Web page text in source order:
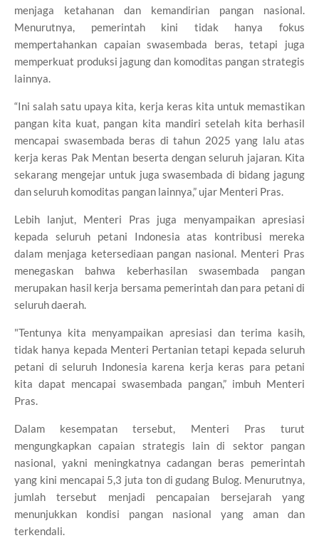
menjaga ketahanan dan kemandirian pangan nasional.
Menurutnya, pemerintah kini tidak hanya fokus
mempertahankan capaian swasembada beras, tetapi juga
memperkuat produksi jagung dan komoditas pangan strategis
lainnya.
“Ini salah satu upaya kita, kerja keras kita untuk memastikan
pangan kita kuat, pangan kita mandiri setelah kita berhasil
mencapai swasembada beras di tahun 2025 yang lalu atas
kerja keras Pak Mentan beserta dengan seluruh jajaran. Kita
sekarang mengejar untuk juga swasembada di bidang jagung
dan seluruh komoditas pangan lainnya,” ujar Menteri Pras.
Lebih lanjut, Menteri Pras juga menyampaikan apresiasi
kepada seluruh petani Indonesia atas kontribusi mereka
dalam menjaga ketersediaan pangan nasional. Menteri Pras
menegaskan bahwa keberhasilan swasembada pangan
merupakan hasil kerja bersama pemerintah dan para petani di
seluruh daerah.
"Tentunya kita menyampaikan apresiasi dan terima kasih,
tidak hanya kepada Menteri Pertanian tetapi kepada seluruh
petani di seluruh Indonesia karena kerja keras para petani
kita dapat mencapai swasembada pangan,” imbuh Menteri
Pras.
Dalam kesempatan tersebut, Menteri Pras turut
mengungkapkan capaian strategis lain di sektor pangan
nasional, yakni meningkatnya cadangan beras pemerintah
yang kini mencapai 5,3 juta ton di gudang Bulog. Menurutnya,
jumlah tersebut menjadi pencapaian bersejarah yang
menunjukkan kondisi pangan nasional yang aman dan
terkendali.